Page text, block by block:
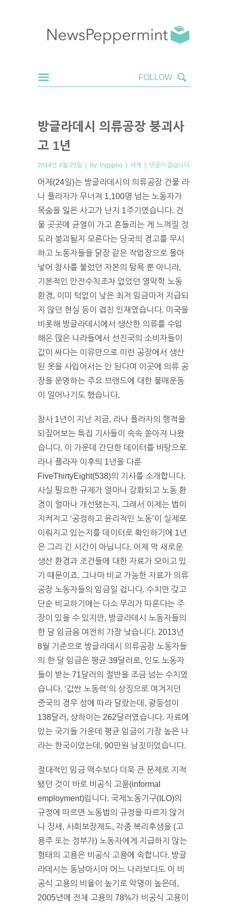
방글라데시 의류공장 붕괴사
고 1년
2014년 4월 25일 | By: ingppoo | 세계 | 댓글이 없습니다
어제(24일)는 방글라데시의 의류공장 건물 라
나 플라자가 무너져 1,100명 넘는 노동자가
목숨을 잃은 사고가 난지 1주기였습니다. 건
물 곳곳에 균열이 가고 흔들리는 게 느껴질 정
도라 붕괴될지 모른다는 당국의 경고를 무시
하고 노동자들을 닭장 같은 작업장으로 몰아
넣어 참사를 불렀던 자본의 탐욕 뿐 아니라,
기본적인 안전수칙조차 없었던 열악학 노동
환경, 이미 턱없이 낮은 최저 임금마저 지급되
지 않던 현실 등이 겹친 인재였습니다. 미국을
비롯해 방글라데시에서 생산한 의류를 수입
해온 많은 나라들에서 선진국의 소비자들이
값이 싸다는 이유만으로 이런 공장에서 생산
된 옷을 사입어서는 안 된다며 이곳에 의류 공
장을 운영하는 주요 브랜드에 대한 불매운동
이 일어나기도 했습니다.
참사 1년이 지난 지금, 라나 플라자의 행적을
되짚어보는 특집 기사들이 속속 쏟아져 나왔
습니다. 이 가운데 간단한 데이터를 바탕으로
라나 플라자 이후의 1년을 다룬
FiveThirtyEight(538)의 기사를 소개합니다.
사실 필요한 규제가 얼마나 강화되고 노동 환
경이 얼마나 개선됐는지, 그래서 이제는 법이
지켜지고 ‘공정하고 윤리적인 노동’이 실제로
이뤄지고 있는지를 데이터로 확인하기에 1년
은 그리 긴 시간이 아닙니다. 이제 막 새로운
생산 환경과 조건들에 대한 자료가 모이고 있
기 때문이죠. 그나마 비교 가능한 자료가 의류
공장 노동자들의 임금일 겁니다. 수치만 갖고
단순 비교하기에는 다소 무리가 따른다는 주
장이 있을 수 있지만, 방글라데시 노동자들의
한 달 임금음 여전히 가장 낮습니다. 2013년
8월 기준으로 방글라데시 의류공장 노동자들
의 한 달 임금은 평균 39달러로, 인도 노동자
들이 받는 71달러의 절반을 조금 넘는 수치였
습니다. ‘값싼 노동력’의 상징으로 여겨지던
중국의 경우 성에 따라 달랐는데, 광둥성이
138달러, 샹하이는 262달러였습니다. 자료에
있는 국가들 가운데 평균 임금이 가장 높은 나
라는 한국이었는데, 90만원 남짓이었습니다.
절대적인 임금 액수보다 더욱 큰 문제로 지적
됐던 것이 바로 비공식 고용(informal
employment)입니다. 국제노동기구(ILO)의
규정에 따르면 노동법의 규정을 따르지 않거
나 징세, 사회보장제도, 각종 복리후생을 (고
용주 또는 정부가) 노동자에게 지급하지 않는
형태의 고용은 비공식 고용에 속합니다. 방글
라데시는 동남아시아 어느 나라보다도 이 비
공식 고용의 비율이 높기로 악명이 높은데,
2005년에 전체 고용의 78%가 비공식 고용이